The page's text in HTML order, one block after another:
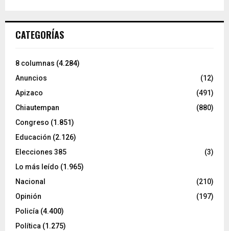
CATEGORÍAS
8 columnas (4.284)
Anuncios
(12)
Apizaco
(491)
Chiautempan
(880)
Congreso (1.851)
Educación (2.126)
Elecciones 385
(3)
Lo más leído (1.965)
Nacional
(210)
Opinión
(197)
Policía (4.400)
Política (1.275)